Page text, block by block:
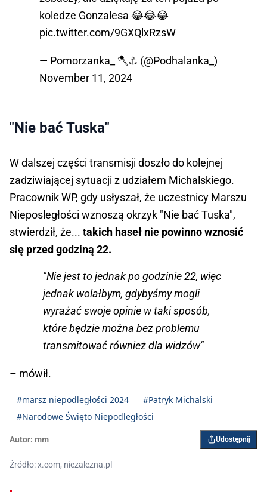
koledze Gonzalesa 😂😂😂
pic.twitter.com/9GXQlxRzsW
— Pomorzanka_ 🪓⚓️ (@Podhalanka_)
November 11, 2024
"Nie bać Tuska"
W dalszej części transmisji doszło do kolejnej
zadziwiającej sytuacji z udziałem Michalskiego.
Pracownik WP, gdy usłyszał, że uczestnicy Marszu
Nieposległości wznoszą okrzyk "Nie bać Tuska",
stwierdził, że... takich haseł nie powinno wznosić
się przed godziną 22.
"Nie jest to jednak po godzinie 22, więc
jednak wolałbym, gdybyśmy mogli
wyrażać swoje opinie w taki sposób,
które będzie można bez problemu
transmitować również dla widzów"
– mówił.
#marsz niepodległości 2024
#Patryk Michalski
#Narodowe Święto Niepodległości
Autor: mm Udostępnij
Źródło: x.com, niezalezna.pl